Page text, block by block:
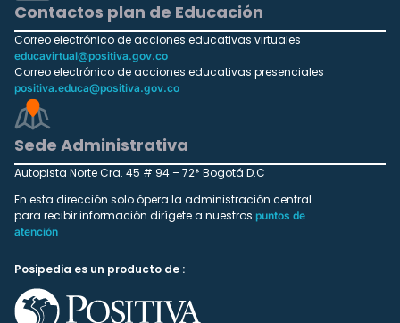
Contactos plan de Educación
Correo electrónico de acciones educativas virtuales
educavirtual@positiva.gov.co
Correo electrónico de acciones educativas presenciales
positiva.educa@positiva.gov.co
Sede Administrativa
Autopista Norte Cra. 45 # 94 – 72* Bogotá D.C
En esta dirección solo ópera la administración central
para recibir información dirígete a nuestros puntos de
atención
Posipedia es un producto de :